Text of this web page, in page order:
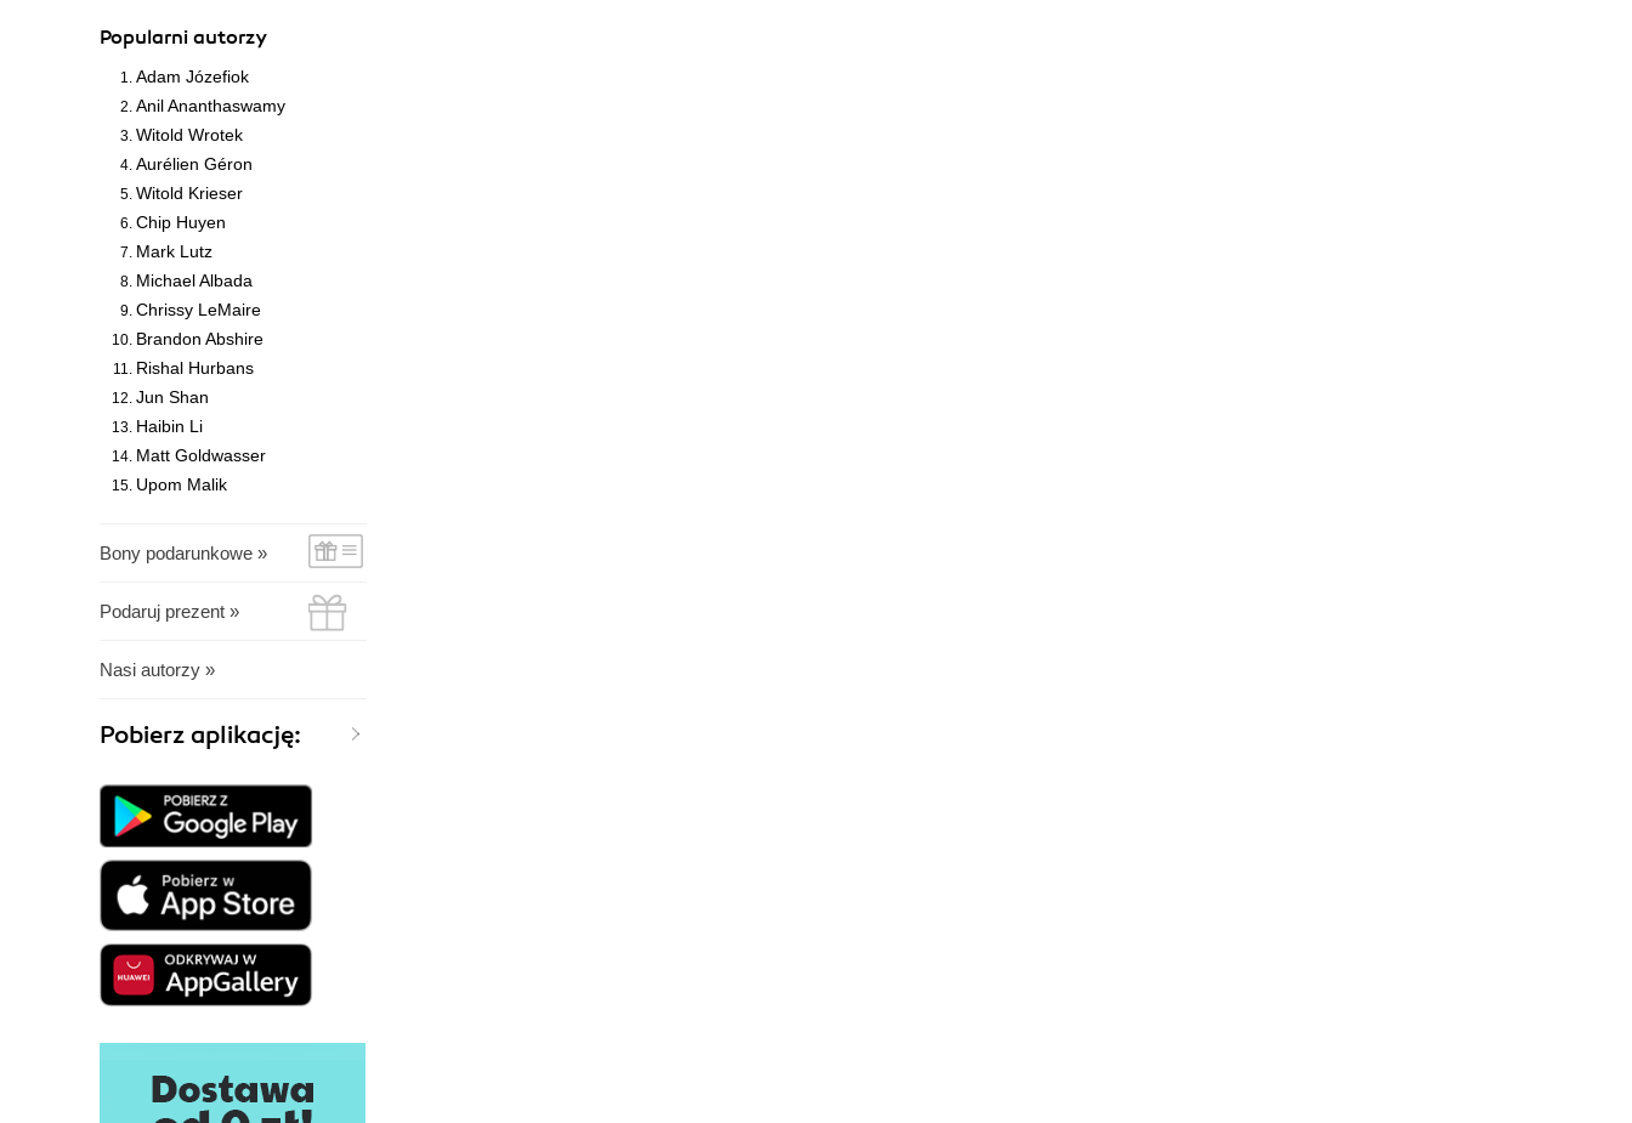
Popularni autorzy
Adam Józefiok
Anil Ananthaswamy
Witold Wrotek
Aurélien Géron
Witold Krieser
Chip Huyen
Mark Lutz
Michael Albada
Chrissy LeMaire
Brandon Abshire
Rishal Hurbans
Jun Shan
Haibin Li
Matt Goldwasser
Upom Malik
Bony podarunkowe »
Podaruj prezent »
Nasi autorzy »
Pobierz aplikację: